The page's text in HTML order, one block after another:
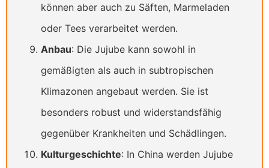
können aber auch zu Säften, Marmeladen
oder Tees verarbeitet werden.
Anbau: Die Jujube kann sowohl in
gemäßigten als auch in subtropischen
Klimazonen angebaut werden. Sie ist
besonders robust und widerstandsfähig
gegenüber Krankheiten und Schädlingen.
Kulturgeschichte: In China werden Jujube